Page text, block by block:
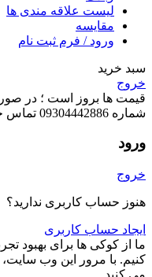
لیست علاقه مندی ها
مقایسه
ورود / فرم ثبت نام
سبد خرید
خروج
قیمت ها بروز است ؛ در
شماره 09304442886 تماس حاصل فرمایید.
ورود
خروج
هنوز حساب کاربری ندارید؟
ایجاد حساب کاربری
ما از کوکی ها برای بهبود
کنیم. با مرور این وب
می کنید.